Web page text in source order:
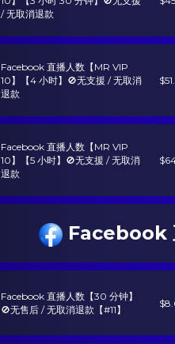
/ 无取消退款
Facebook 直播人数【MR VIP
10】【4 小时】🚫无支援 / 无取消
退款
Facebook 直播人数【MR VIP
10】【5 小时】🚫无支援 / 无取消
退款
Facebook
Facebook 直播人数【30 分钟】
🚫无售后 / 无取消退款【#11】